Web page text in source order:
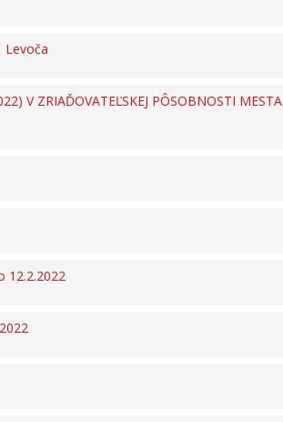
Levoča
V ZRIAĎOVATEĽSKEJ PÔSOBNOSTI MESTA
12.2.2022